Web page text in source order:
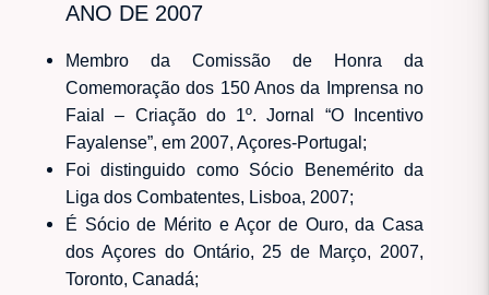
ANO DE 2007
Membro da Comissão de Honra da
Comemoração dos 150 Anos da Imprensa no
Faial – Criação do 1º. Jornal “O Incentivo
Fayalense”, em 2007, Açores-Portugal;
Foi distinguido como Sócio Benemérito da
Liga dos Combatentes, Lisboa, 2007;
É Sócio de Mérito e Açor de Ouro, da Casa
dos Açores do Ontário, 25 de Março, 2007,
Toronto, Canadá;